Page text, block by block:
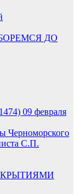
ДО
09 февраля
Черноморского
С.П.